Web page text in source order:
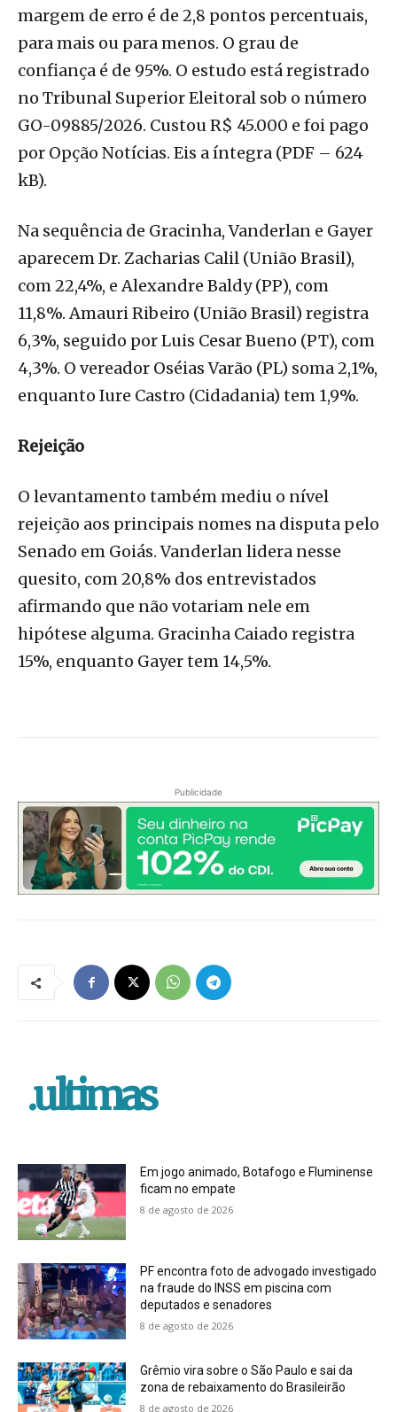
margem de erro é de 2,8 pontos percentuais,
para mais ou para menos. O grau de
confiança é de 95%. O estudo está registrado
no Tribunal Superior Eleitoral sob o número
GO-09885/2026. Custou R$ 45.000 e foi pago
por Opção Notícias. Eis a íntegra (PDF – 624
kB).
Na sequência de Gracinha, Vanderlan e Gayer
aparecem Dr. Zacharias Calil (União Brasil),
com 22,4%, e Alexandre Baldy (PP), com
11,8%. Amauri Ribeiro (União Brasil) registra
6,3%, seguido por Luis Cesar Bueno (PT), com
4,3%. O vereador Oséias Varão (PL) soma 2,1%,
enquanto Iure Castro (Cidadania) tem 1,9%.
Rejeição
O levantamento também mediu o nível
rejeição aos principais nomes na disputa pelo
Senado em Goiás. Vanderlan lidera nesse
quesito, com 20,8% dos entrevistados
afirmando que não votariam nele em
hipótese alguma. Gracinha Caiado registra
15%, enquanto Gayer tem 14,5%.
Publicidade
.ultimas
Em jogo animado, Botafogo e Fluminense
ficam no empate
8 de agosto de 2026
PF encontra foto de advogado investigado
na fraude do INSS em piscina com
deputados e senadores
8 de agosto de 2026
Grêmio vira sobre o São Paulo e sai da
zona de rebaixamento do Brasileirão
8 de agosto de 2026